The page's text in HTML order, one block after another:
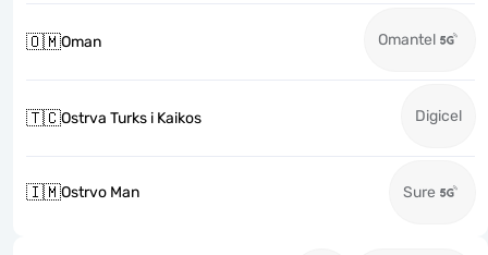
🇴🇲Oman Omantel
🇹🇨Ostrva Turks i Kaikos Digicel
🇮🇲Ostrvo Man Sure